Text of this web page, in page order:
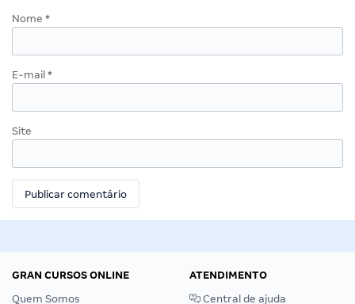
Nome *
E-mail *
Site
GRAN CURSOS ONLINE
Quem Somos
ATENDIMENTO
Central de ajuda